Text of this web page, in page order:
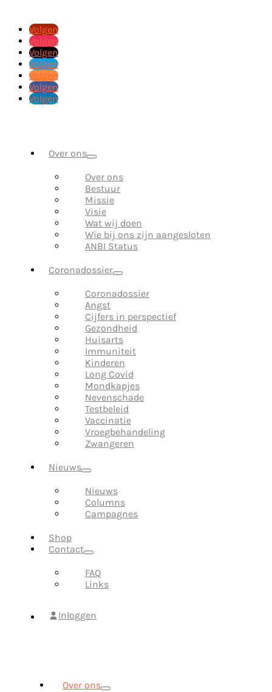
Volgen
Volgen
Volgen
Volgen
Volgen
Volgen
Volgen
Over ons
Over ons
Bestuur
Missie
Visie
Wat wij doen
Wie bij ons zijn aangesloten
ANBI Status
Coronadossier
Coronadossier
Angst
Cijfers in perspectief
Gezondheid
Huisarts
Immuniteit
Kinderen
Long Covid
Mondkapjes
Nevenschade
Testbeleid
Vaccinatie
Vroegbehandeling
Zwangeren
Nieuws
Nieuws
Columns
Campagnes
Shop
Contact
FAQ
Links
Inloggen
Over ons